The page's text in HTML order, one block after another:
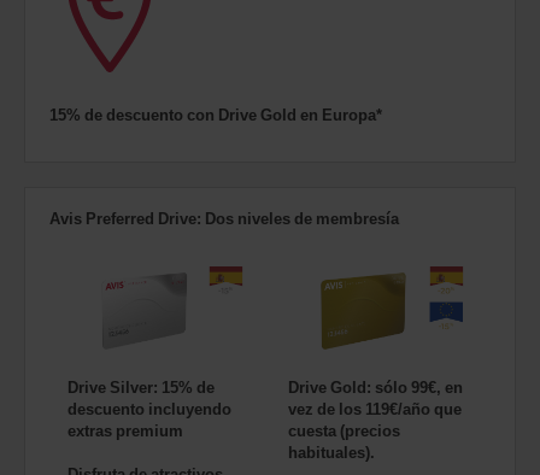
15% de descuento con Drive Gold en Europa*
Avis Preferred Drive: Dos niveles de membresía
Drive Silver: 15% de
descuento incluyendo
extras premium
Drive Gold: sólo 99€, en
vez de los 119€/año que
cuesta (precios
habituales).